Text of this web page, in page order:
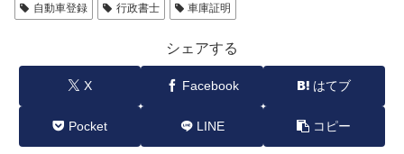
自動車登録
行政書士 車庫証明
シェアする
X Facebook はてブ
Pocket LINE コピー